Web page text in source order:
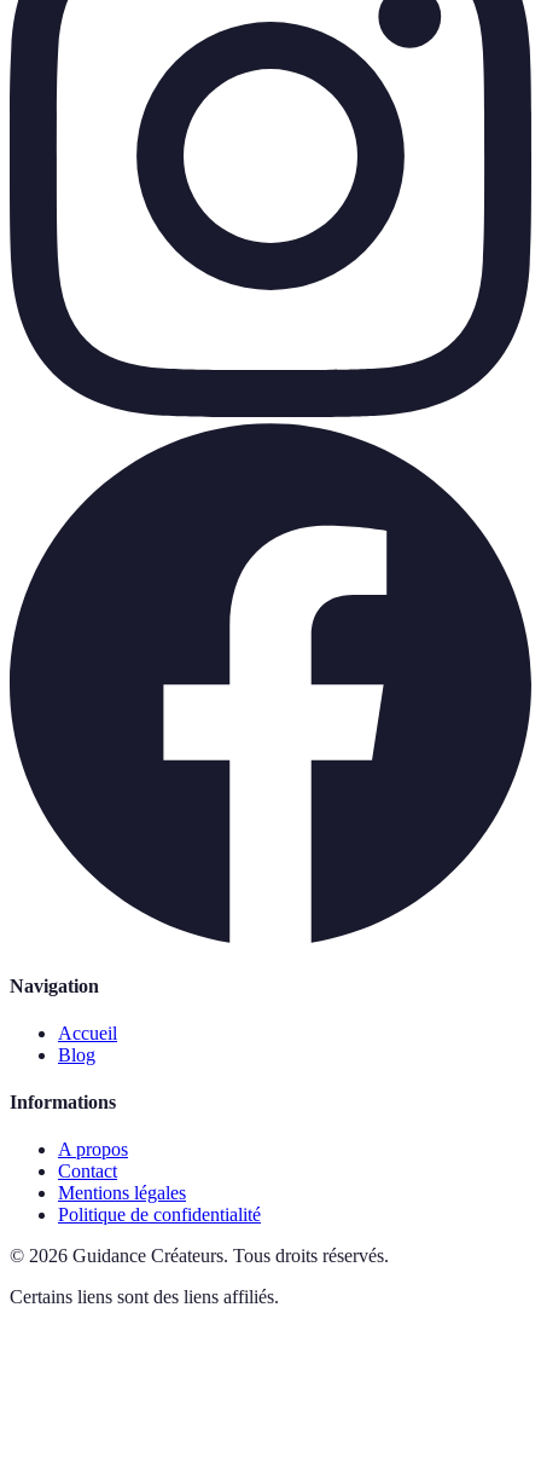
Navigation
Accueil
Blog
Informations
A propos
Contact
Mentions légales
Politique de confidentialité
© 2026 Guidance Créateurs. Tous droits réservés.
Certains liens sont des liens affiliés.